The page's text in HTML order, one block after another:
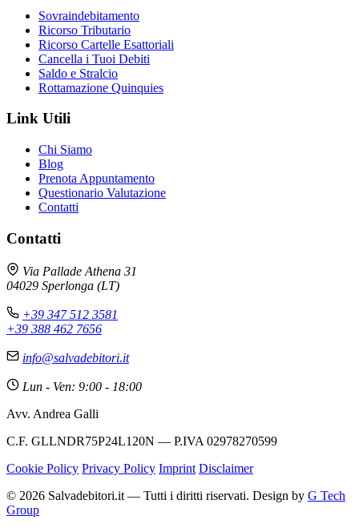
Sovraindebitamento
Ricorso Tributario
Ricorso Cartelle Esattoriali
Cancella i Tuoi Debiti
Saldo e Stralcio
Rottamazione Quinquies
Link Utili
Chi Siamo
Blog
Prenota Appuntamento
Questionario Valutazione
Contatti
Contatti
Via Pallade Athena 31
04029 Sperlonga (LT)
+39 347 512 3581
+39 388 462 7656
info@salvadebitori.it
Lun - Ven: 9:00 - 18:00
Avv. Andrea Galli
C.F. GLLNDR75P24L120N — P.IVA 02978270599
Cookie Policy Privacy Policy Imprint Disclaimer
© 2026 Salvadebitori.it — Tutti i diritti riservati. Design by G Tech
Group
Online - Risponde subito
Ciao! Sono qui per aiutarti con qualsiasi problema
troveremo insieme la soluzione migliore.
Avvocato - Studio Salvadebitori
Inizia Conversazione